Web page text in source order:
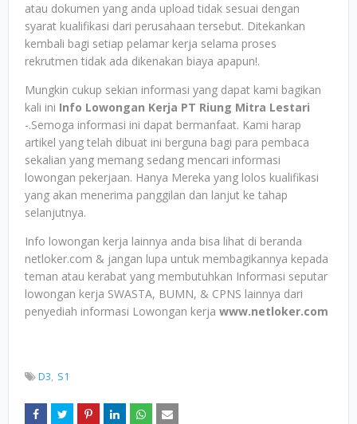
atau dokumen yang anda upload tidak sesuai dengan
syarat kualifikasi dari perusahaan tersebut. Ditekankan
kembali bagi setiap pelamar kerja selama proses
rekrutmen tidak ada dikenakan biaya apapun!.
Mungkin cukup sekian informasi yang dapat kami bagikan
kali ini Info Lowongan Kerja PT Riung Mitra Lestari
-.Semoga informasi ini dapat bermanfaat. Kami harap
artikel yang telah dibuat ini berguna bagi para pembaca
sekalian yang memang sedang mencari informasi
lowongan pekerjaan. Hanya Mereka yang lolos kualifikasi
yang akan menerima panggilan dan lanjut ke tahap
selanjutnya.
Info lowongan kerja lainnya anda bisa lihat di beranda
netloker.com & jangan lupa untuk membagikannya kepada
teman atau kerabat yang membutuhkan Informasi seputar
lowongan kerja SWASTA, BUMN, & CPNS lainnya dari
penyediah informasi Lowongan kerja www.netloker.com
D3 S1